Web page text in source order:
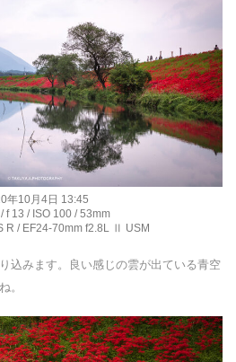
年10月4日 13:45
f 13 / ISO 100 / 53mm
R / EF24-70mm f2.8L Ⅱ USM
込みます。良い感じの雲が出ている青空
。